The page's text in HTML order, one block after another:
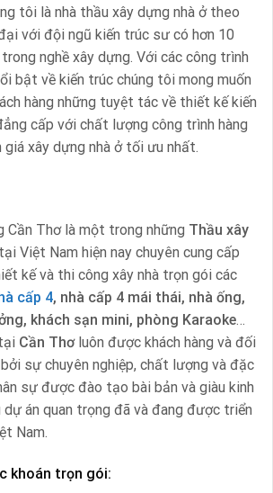
tôi là nhà thầu xây dựng nhà ở theo
với đội ngũ kiến trúc sư có hơn 10
nghề xây dựng. Với các công trình
bật về kiến trúc chúng tôi mong muốn
hàng những tuyệt tác về thiết kế kiến
cấp với chất lượng công trình hàng
xây dựng nhà ở tối ưu nhất.
Cần Thơ là một trong những Thầu xây
Việt Nam hiện nay chuyên cung cấp
kế và thi công xây nhà trọn gói các
cấp 4, nhà cấp 4 mái thái, nhà ống,
khách sạn mini, phòng Karaoke…
Cần Thơluôn được khách hàng và đối
sự chuyên nghiệp, chất lượng và đặc
sự được đào tạo bài bản và giàu kinh
dự án quan trọng đã và đang được triển
Nam.
khoán trọn gói: